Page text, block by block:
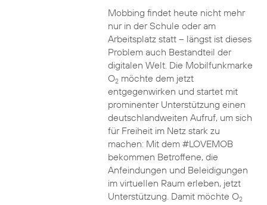
Mobbing findet heute nicht mehr
nur in der Schule oder am
Arbeitsplatz statt – längst ist dieses
Problem auch Bestandteil der
digitalen Welt. Die Mobilfunkmarke
O2möchte dem jetzt
entgegenwirken und startet mit
prominenter Unterstützung einen
deutschlandweiten Aufruf, um sich
für Freiheit im Netz stark zu
machen: Mit dem #LOVEMOB
bekommen Betroffene, die
Anfeindungen und Beleidigungen
im virtuellen Raum erleben, jetzt
Unterstützung. Damit möchte O2